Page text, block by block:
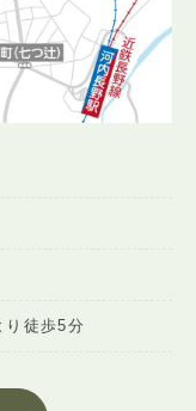
徒歩5分